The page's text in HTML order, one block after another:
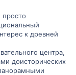
просто
к древней
центра,
доисторических